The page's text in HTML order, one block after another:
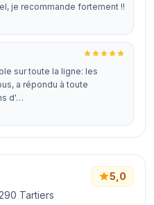
je recommande fortement !!
sur toute la ligne: les
a répondu à toute
d'…
Tartiers
5,0